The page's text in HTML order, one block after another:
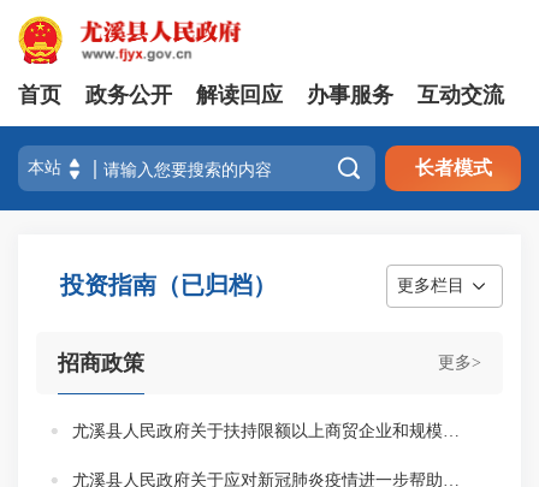
首页 政务公开 解读回应 办事服务 互动交流
 长者模式
投资指南（已归档） 更多栏目
更多>
招商政策